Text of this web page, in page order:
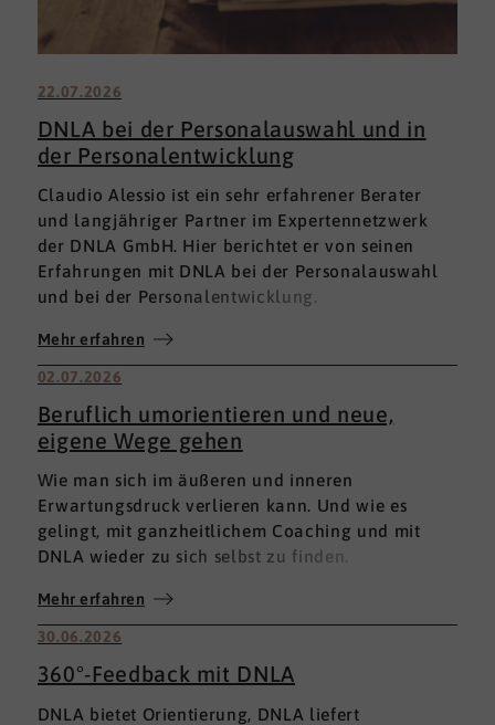
22.07.2026
DNLA bei der Personalauswahl und in
der Personalentwicklung
Claudio Alessio ist ein sehr erfahrener Berater
und langjähriger Partner im Expertennetzwerk
der DNLA GmbH. Hier berichtet er von seinen
Erfahrungen mit DNLA bei der Personalauswahl
und bei der Personalentwicklung.
Mehr erfahren
02.07.2026
Beruflich umorientieren und neue,
eigene Wege gehen
Wie man sich im äußeren und inneren
Erwartungsdruck verlieren kann. Und wie es
gelingt, mit ganzheitlichem Coaching und mit
DNLA wieder zu sich selbst zu finden.
Mehr erfahren
30.06.2026
360°-Feedback mit DNLA
DNLA bietet Orientierung, DNLA liefert